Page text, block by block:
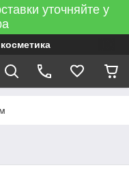
уточняйте у
косметика